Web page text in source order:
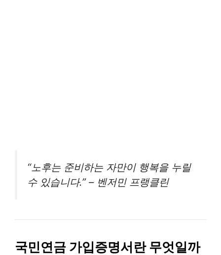
“노후는 준비하는 자만이 행복을 누릴
수 있습니다.” – 벤저민 프랭클린
국민연금 가입증명서란 무엇일까